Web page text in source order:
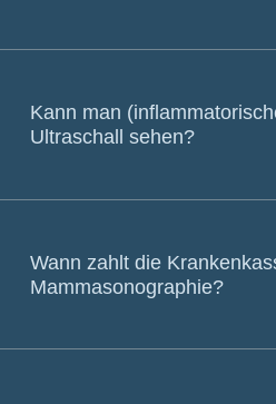
Kann man
Ultraschall sehen?
Wann zahlt die
Mammasonographie?